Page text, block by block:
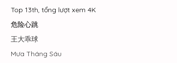
Top 13th, tổng lượt xem 4K
危险心跳
王大乖球
Mưa Tháng Sáu